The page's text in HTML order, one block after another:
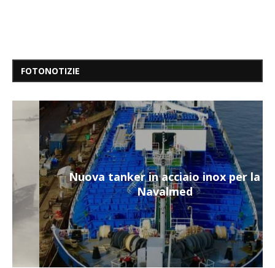
FOTONOTIZIE
Nuova tanker in acciaio inox per la
Navalmed